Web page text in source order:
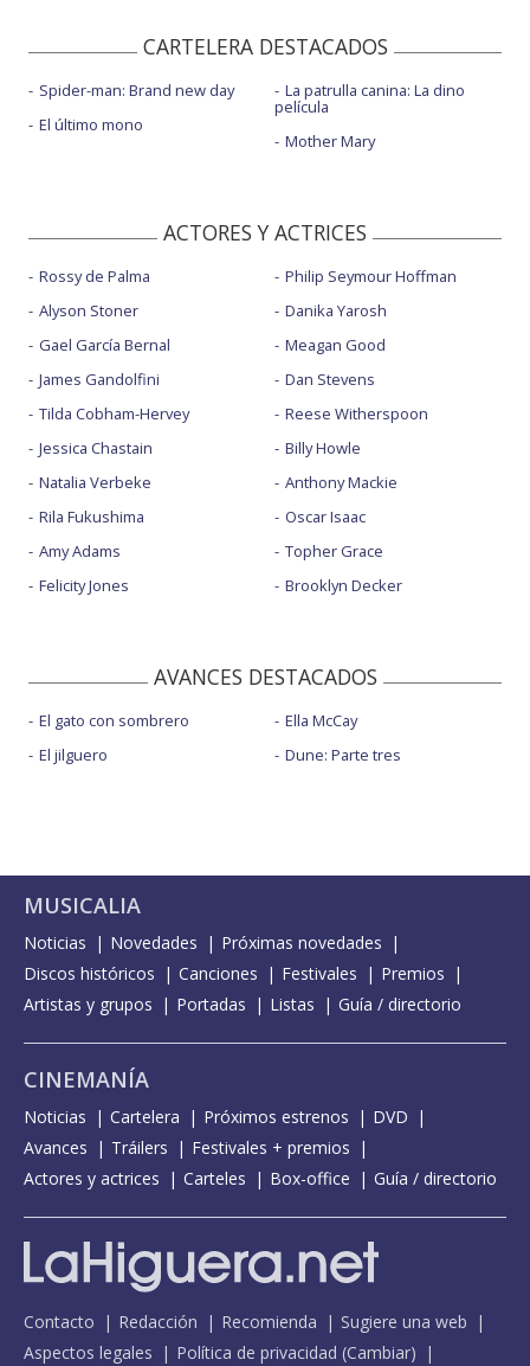
CARTELERA DESTACADOS
Spider-man: Brand new day
El último mono
La patrulla canina: La dino
película
Mother Mary
ACTORES Y ACTRICES
Rossy de Palma
Alyson Stoner
Gael García Bernal
James Gandolfini
Tilda Cobham-Hervey
Jessica Chastain
Natalia Verbeke
Rila Fukushima
Amy Adams
Felicity Jones
Philip Seymour Hoffman
Danika Yarosh
Meagan Good
Dan Stevens
Reese Witherspoon
Billy Howle
Anthony Mackie
Oscar Isaac
Topher Grace
Brooklyn Decker
AVANCES DESTACADOS
El gato con sombrero
El jilguero
Ella McCay
Dune: Parte tres
MUSICALIA
Noticias Novedades
Próximas novedades
Discos históricos
Canciones Festivales
Premios
Artistas y grupos
Portadas Listas Guía / directorio
CINEMANÍA
Noticias Cartelera Próximos estrenos
DVD
Avances
Tráilers
Festivales + premios
Actores y actrices
Carteles Box-office Guía / directorio
Contacto Redacción Recomienda
Sugiere una web
Aspectos legales
Política de privacidad (Cambiar)